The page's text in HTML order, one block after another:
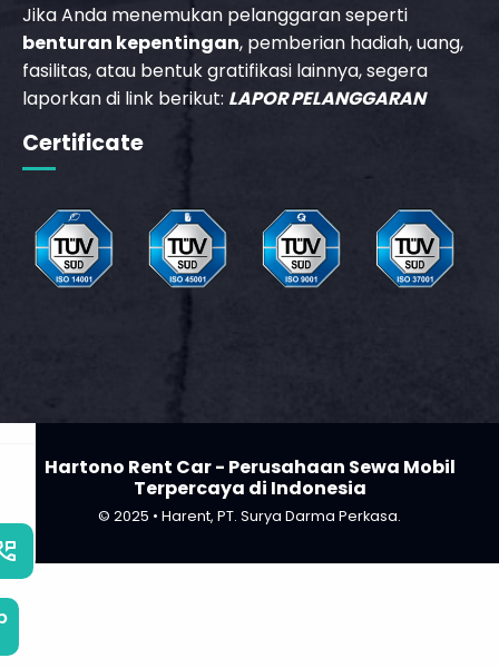
Jika Anda menemukan pelanggaran seperti
benturan kepentingan, pemberian hadiah, uang,
fasilitas, atau bentuk gratifikasi lainnya, segera
laporkan di link berikut: LAPOR PELANGGARAN
Certificate
Hartono Rent Car - Perusahaan Sewa Mobil
Terpercaya di Indonesia
© 2025 • Harent, PT. Surya Darma Perkasa.